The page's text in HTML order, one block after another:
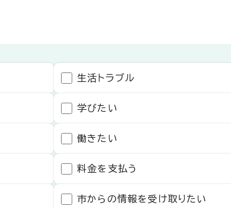
生活トラブル
学びたい
働きたい
料金を支払う
市からの情報を受け取りたい